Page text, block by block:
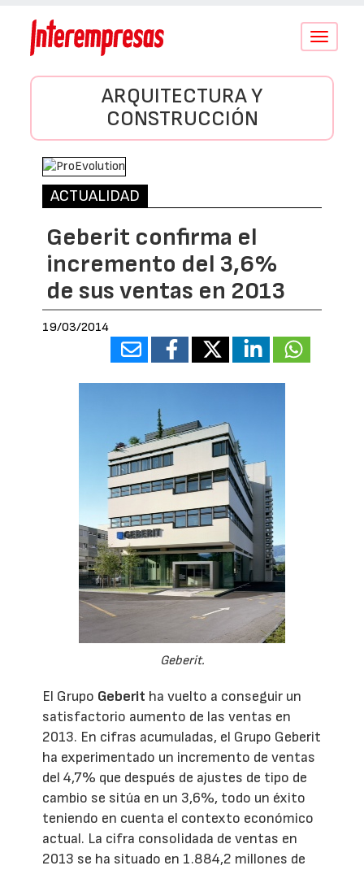
Conmutar
ARQUITECTURA Y
CONSTRUCCIÓN
ACTUALIDAD
Geberit confirma el
incremento del 3,6%
de sus ventas en 2013
19/03/2014
Geberit.
El Grupo Geberit ha vuelto a conseguir un
satisfactorio aumento de las ventas en
2013. En cifras acumuladas, el Grupo Geberit
ha experimentado un incremento de ventas
del 4,7% que después de ajustes de tipo de
cambio se sitúa en un 3,6%, todo un éxito
teniendo en cuenta el contexto económico
actual. La cifra consolidada de ventas en
2013 se ha situado en 1.884,2 millones de